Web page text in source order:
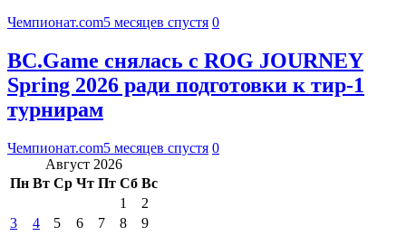
Чемпионат.com5 месяцев спустя 0
BC.Game снялась с ROG JOURNEY
Spring 2026 ради подготовки к тир-1
турнирам
Чемпионат.com5 месяцев спустя 0
Август 2026
Пн Вт Ср Чт Пт Сб Вс
1
2
3
4 5 6 7 8
9